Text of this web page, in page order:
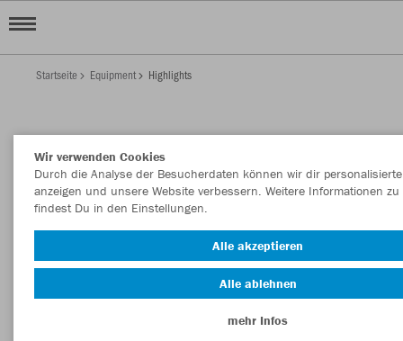
Startseite Equipment Highlights
EQUIPMENT HIGHLIGHTS
Filter anzeigen Sortieren nach
Accessiores
Wir verwenden Cookies
Durch die Analyse der Besucherdaten können wir dir
anzeigen und unsere Website verbessern. Weitere Informationen zu
findest Du in den Einstellungen.
Alle akzeptieren
Alle ablehnen
mehr Infos